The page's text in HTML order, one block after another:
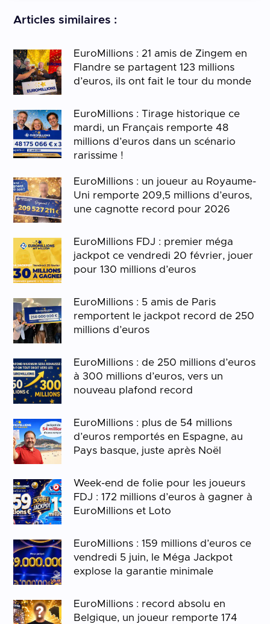
Articles similaires :
EuroMillions : 21 amis de Zingem en
Flandre se partagent 123 millions
d’euros, ils ont fait le tour du monde
EuroMillions : Tirage historique ce
mardi, un Français remporte 48
millions d’euros dans un scénario
rarissime !
EuroMillions : un joueur au Royaume-
Uni remporte 209,5 millions d’euros,
une cagnotte record pour 2026
EuroMillions FDJ : premier méga
jackpot ce vendredi 20 février, jouer
pour 130 millions d’euros
EuroMillions : 5 amis de Paris
remportent le jackpot record de 250
millions d’euros
EuroMillions : de 250 millions d’euros
à 300 millions d’euros, vers un
nouveau plafond record
EuroMillions : plus de 54 millions
d’euros remportés en Espagne, au
Pays basque, juste après Noël
Week-end de folie pour les joueurs
FDJ : 172 millions d’euros à gagner à
EuroMillions et Loto
EuroMillions : 159 millions d’euros ce
vendredi 5 juin, le Méga Jackpot
explose la garantie minimale
EuroMillions : record absolu en
Belgique, un joueur remporte 174